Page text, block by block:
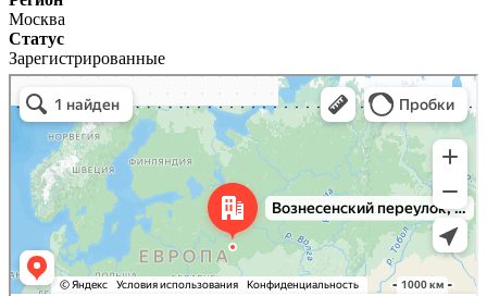
Москва
Статус
Зарегистрированные